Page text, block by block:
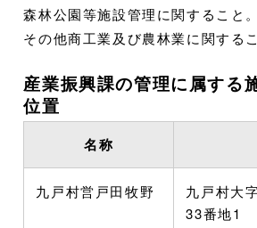
森林公園等施設管理に関すること。
その他商工業及び農林業に関するこ
産業振興課の管理に属する
位置
名称
九戸村営戸田牧野
九戸村大
33番地1